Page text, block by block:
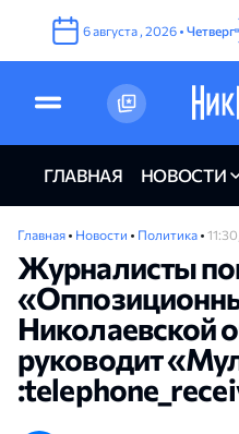
6августа , 2026 • Четверг
ГЛАВНАЯ НОВОСТИ
Главная • Новости • Политика •
Журналисты
Николаевской
руководит